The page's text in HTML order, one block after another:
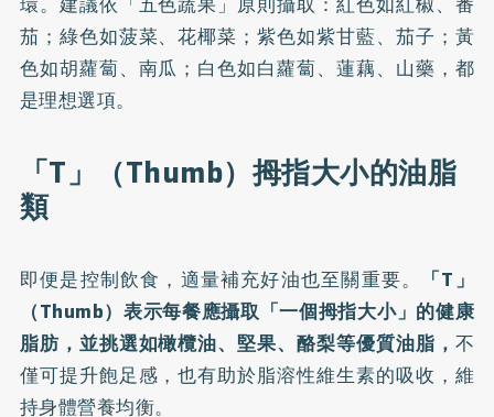
茄；綠色如菠菜、花椰菜；紫色如紫甘藍、茄子；黃
色如胡蘿蔔、南瓜；白色如白蘿蔔、蓮藕、山藥，都
是理想選項。
「T」（Thumb）拇指大小的油脂
類
即便是控制飲食，適量補充好油也至關重要。
「T」
（Thumb）表示每餐應攝取「一個拇指大小」的健康
脂肪，並挑選如橄欖油、堅果、酪梨等優質油脂， 不
僅可提升飽足感，也有助於脂溶性維生素的吸收，維
持身體營養均衡。